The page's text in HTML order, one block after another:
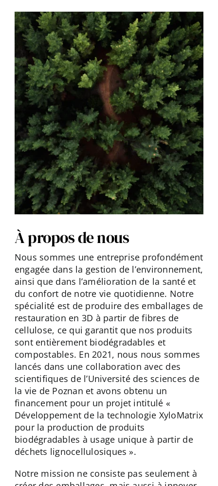
À propos de nous
Nous sommes une entreprise profondément
engagée dans la gestion de l’environnement,
ainsi que dans l’amélioration de la santé et
du confort de notre vie quotidienne. Notre
spécialité est de produire des emballages de
restauration en 3D à partir de fibres de
cellulose, ce qui garantit que nos produits
sont entièrement biodégradables et
compostables. En 2021, nous nous sommes
lancés dans une collaboration avec des
scientifiques de l’Université des sciences de
la vie de Poznan et avons obtenu un
financement pour un projet intitulé «
Développement de la technologie XyloMatrix
pour la production de produits
biodégradables à usage unique à partir de
déchets lignocellulosiques ».
Notre mission ne consiste pas seulement à